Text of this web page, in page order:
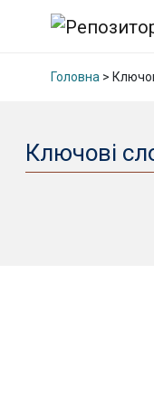
Головна >
Ключові